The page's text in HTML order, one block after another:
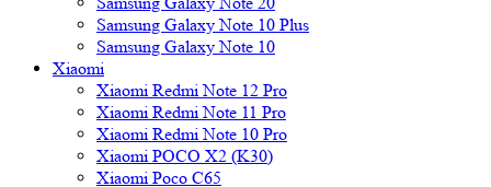
Samsung Galaxy Note 10 Plus
Samsung Galaxy Note 10
Xiaomi
Xiaomi Redmi Note 12 Pro
Xiaomi Redmi Note 11 Pro
Xiaomi Redmi Note 10 Pro
Xiaomi POCO X2 (K30)
Xiaomi Poco C65